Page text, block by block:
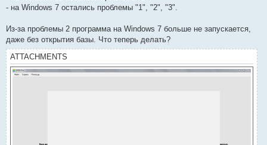
- на Windows 7 остались проблемы "1", "2", "3".
Из-за проблемы 2 программа на Windows 7 больше не запускается,
даже без открытия базы. Что теперь делать?
ATTACHMENTS